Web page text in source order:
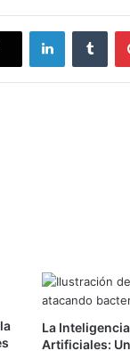
LinkedIn
La
Artificiales: